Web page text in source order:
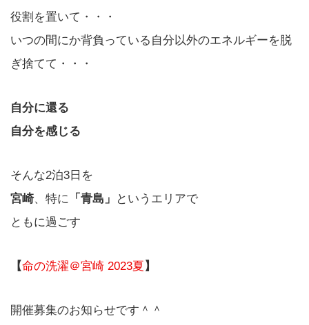
役割を置いて・・・
いつの間にか背負っている自分以外のエネルギーを脱
ぎ捨てて・・・
自分に還る
自分を感じる
そんな2泊3日を
宮崎、特に 「青島」
というエリアで
ともに過ごす
【命の洗濯＠宮崎 2023夏 】
開催募集のお知らせです＾＾